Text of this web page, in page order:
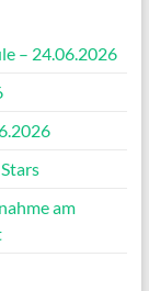
– 24.06.2026
am